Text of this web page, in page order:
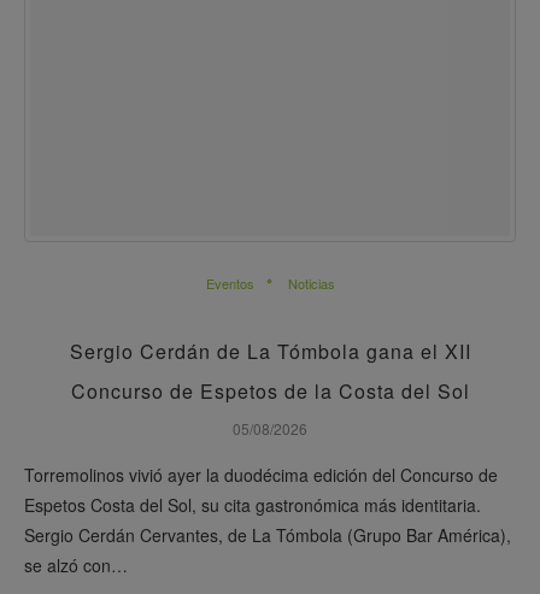
Eventos Noticias
Sergio Cerdán de La Tómbola gana el XII
Concurso de Espetos de la Costa del Sol
05/08/2026
Torremolinos vivió ayer la duodécima edición del Concurso de
Espetos Costa del Sol, su cita gastronómica más identitaria.
Sergio Cerdán Cervantes, de La Tómbola (Grupo Bar América),
se alzó con…